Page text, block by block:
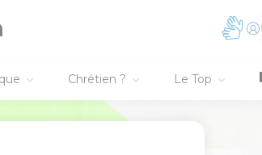
Chrétien ? Le Top